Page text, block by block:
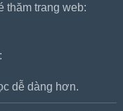
thăm trang web:
dễ dàng hơn.